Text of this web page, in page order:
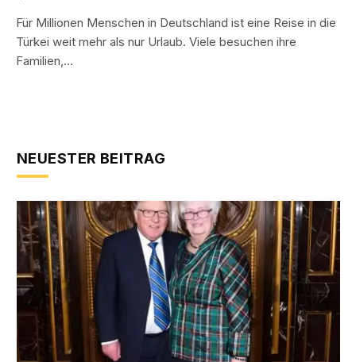
Für Millionen Menschen in Deutschland ist eine Reise in die
Türkei weit mehr als nur Urlaub. Viele besuchen ihre
Familien,…
NEUESTER BEITRAG